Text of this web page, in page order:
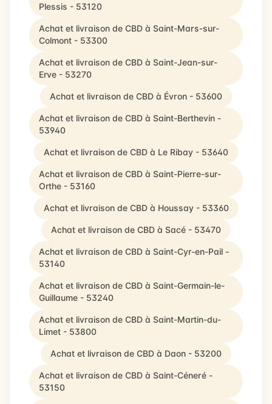
Plessis - 53120
Achat et livraison de CBD à Saint-Mars-sur-
Colmont - 53300
Achat et livraison de CBD à Saint-Jean-sur-
Erve - 53270
Achat et livraison de CBD à Évron - 53600
Achat et livraison de CBD à Saint-Berthevin -
53940
Achat et livraison de CBD à Le Ribay - 53640
Achat et livraison de CBD à Saint-Pierre-sur-
Orthe - 53160
Achat et livraison de CBD à Houssay - 53360
Achat et livraison de CBD à Sacé - 53470
Achat et livraison de CBD à Saint-Cyr-en-Pail -
53140
Achat et livraison de CBD à Saint-Germain-le-
Guillaume - 53240
Achat et livraison de CBD à Saint-Martin-du-
Limet - 53800
Achat et livraison de CBD à Daon - 53200
Achat et livraison de CBD à Saint-Céneré -
53150